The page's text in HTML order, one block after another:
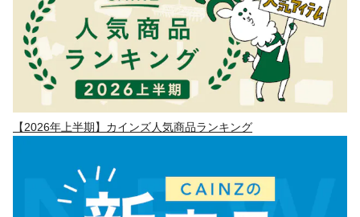
【2026年上半期】カインズ人気商品ランキング